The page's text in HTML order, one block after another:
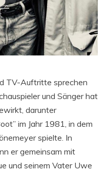
TV-Auftritte sprechen
und Sänger hat
darunter
im Jahr 1981, in dem
spielte. In
er gemeinsam mit
und seinem Vater Uwe